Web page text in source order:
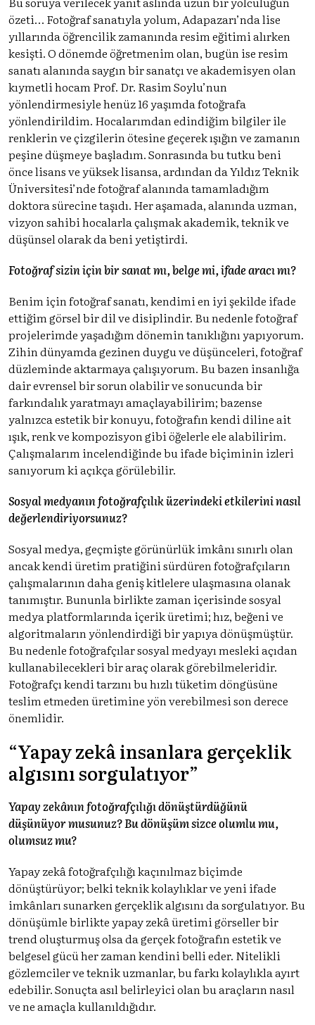
özeti… Fotoğraf sanatıyla yolum, Adapazarı’nda lise
yıllarında öğrencilik zamanında resim eğitimi alırken
kesişti. O dönemde öğretmenim olan, bugün ise resim
sanatı alanında saygın bir sanatçı ve akademisyen olan
kıymetli hocam Prof. Dr. Rasim Soylu’nun
yönlendirmesiyle henüz 16 yaşımda fotoğrafa
yönlendirildim. Hocalarımdan edindiğim bilgiler ile
renklerin ve çizgilerin ötesine geçerek ışığın ve zamanın
peşine düşmeye başladım. Sonrasında bu tutku beni
önce lisans ve yüksek lisansa, ardından da Yıldız Teknik
Üniversitesi’nde fotoğraf alanında tamamladığım
doktora sürecine taşıdı. Her aşamada, alanında uzman,
vizyon sahibi hocalarla çalışmak akademik, teknik ve
düşünsel olarak da beni yetiştirdi.
Fotoğraf sizin için bir sanat mı, belge mi, ifade aracı mı?
Benim için fotoğraf sanatı, kendimi en iyi şekilde ifade
ettiğim görsel bir dil ve disiplindir. Bu nedenle fotoğraf
projelerimde yaşadığım dönemin tanıklığını yapıyorum.
Zihin dünyamda gezinen duygu ve düşünceleri, fotoğraf
düzleminde aktarmaya çalışıyorum. Bu bazen insanlığa
dair evrensel bir sorun olabilir ve sonucunda bir
farkındalık yaratmayı amaçlayabilirim; bazense
yalnızca estetik bir konuyu, fotoğrafın kendi diline ait
ışık, renk ve kompozisyon gibi öğelerle ele alabilirim.
Çalışmalarım incelendiğinde bu ifade biçiminin izleri
sanıyorum ki açıkça görülebilir.
Sosyal medyanın fotoğrafçılık üzerindeki etkilerini nasıl
değerlendiriyorsunuz?
Sosyal medya, geçmişte görünürlük imkânı sınırlı olan
ancak kendi üretim pratiğini sürdüren fotoğrafçıların
çalışmalarının daha geniş kitlelere ulaşmasına olanak
tanımıştır. Bununla birlikte zaman içerisinde sosyal
medya platformlarında içerik üretimi; hız, beğeni ve
algoritmaların yönlendirdiği bir yapıya dönüşmüştür.
Bu nedenle fotoğrafçılar sosyal medyayı mesleki açıdan
kullanabilecekleri bir araç olarak görebilmeleridir.
Fotoğrafçı kendi tarzını bu hızlı tüketim döngüsüne
teslim etmeden üretimine yön verebilmesi son derece
önemlidir.
“Yapay zekâ insanlara gerçeklik
algısını sorgulatıyor”
Yapay zekânın fotoğrafçılığı dönüştürdüğünü
düşünüyor musunuz? Bu dönüşüm sizce olumlu mu,
olumsuz mu?
Yapay zekâ fotoğrafçılığı kaçınılmaz biçimde
dönüştürüyor; belki teknik kolaylıklar ve yeni ifade
imkânları sunarken gerçeklik algısını da sorgulatıyor. Bu
dönüşümle birlikte yapay zekâ üretimi görseller bir
trend oluşturmuş olsa da gerçek fotoğrafın estetik ve
belgesel gücü her zaman kendini belli eder. Nitelikli
gözlemciler ve teknik uzmanlar, bu farkı kolaylıkla ayırt
edebilir. Sonuçta asıl belirleyici olan bu araçların nasıl
ve ne amaçla kullanıldığıdır.